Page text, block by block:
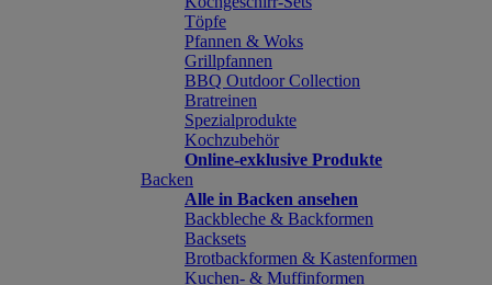
Töpfe
Pfannen & Woks
Grillpfannen
BBQ Outdoor Collection
Bratreinen
Spezialprodukte
Kochzubehör
Online-exklusive Produkte
Backen
Alle in Backen ansehen
Backbleche & Backformen
Backsets
Brotbackformen & Kastenformen
Kuchen- & Muffinformen